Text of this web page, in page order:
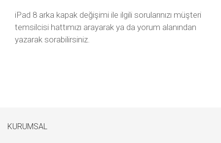
iPad 8 arka kapak değişimi ile ilgili sorularınızı müşteri
temsilcisi hattımızı arayarak ya da yorum alanından
yazarak sorabilirsiniz.
KURUMSAL